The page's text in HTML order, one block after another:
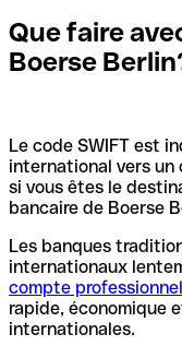
Que faire
Boerse
Le code SWIFT est
international vers un
si vous êtes le
bancaire de Boerse
Les banques
internationaux
compte professionnel
rapide, économique
internationales.